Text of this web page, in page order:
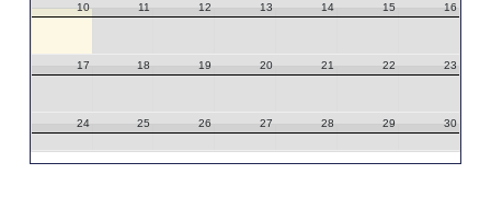
10 11 12 13 14 15 16
17 18 19 20 21 22 23
24 25 26 27 28 29 30